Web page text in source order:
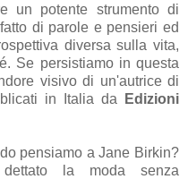
un potente strumento di
di parole e pensieri ed
diversa sulla vita,
Se persistiamo in questa
visivo di un'autrice di
in Italia da
Edizioni
pensiamo a Jane Birkin?
la moda senza